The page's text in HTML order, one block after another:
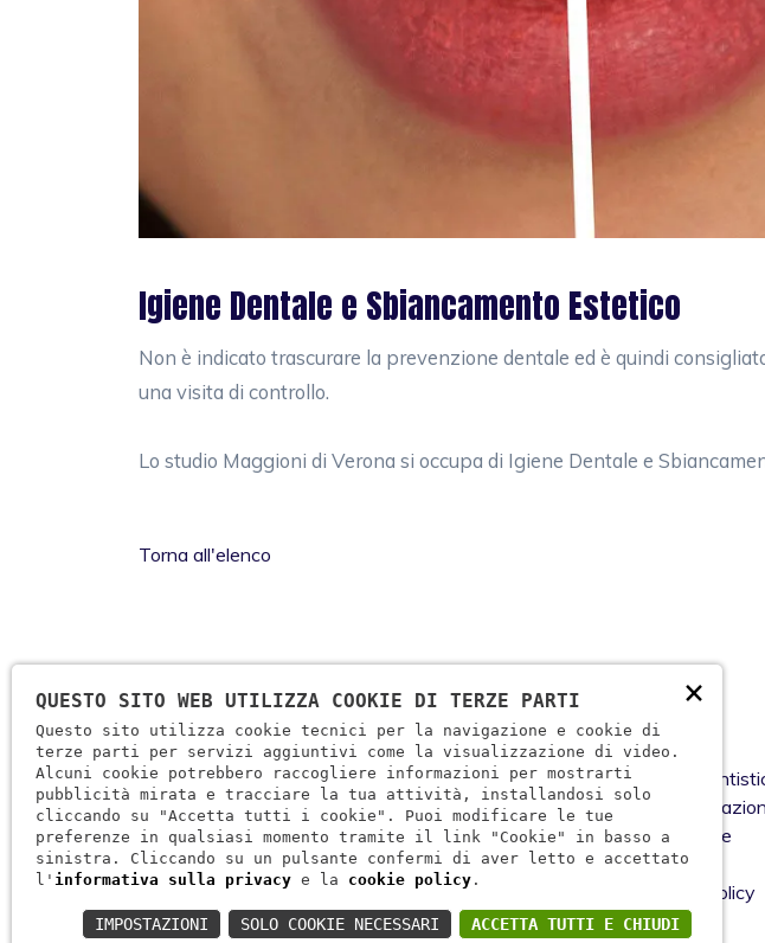
Igiene Dentale e Sbiancamento Estetico
Non è indicato trascurare la prevenzione dentale ed è quindi
una visita di controllo.
Lo studio Maggioni di Verona si occupa di Igiene Dentale e
Torna all'elenco
Lo studio dentistico Maggioni di San Zeno a
Verona è specializzato in tutti gli ambiti
dell'odontoiatria: dalla chirurgia dentale fino
all'implantologia e all'igiene dentale.
Home
Studio
Il personale
Contatti
Privacy Policy
×
QUESTO SITO WEB UTILIZZA COOKIE DI TERZE PARTI
Questo sito utilizza cookie tecnici per la navigazione e cookie di
terze parti per servizi aggiuntivi come la visualizzazione di video.
Alcuni cookie potrebbero raccogliere informazioni per mostrarti
pubblicità mirata e tracciare la tua attività, installandosi solo
cliccando su "Accetta tutti i cookie". Puoi modificare le tue
preferenze in qualsiasi momento tramite il link "Cookie" in basso a
sinistra. Cliccando su un pulsante confermi di aver letto e accettato
l' informativa sulla privacy e la cookie policy .
ACCETTA TUTTI E CHIUDI
SOLO COOKIE NECESSARI
IMPOSTAZIONI